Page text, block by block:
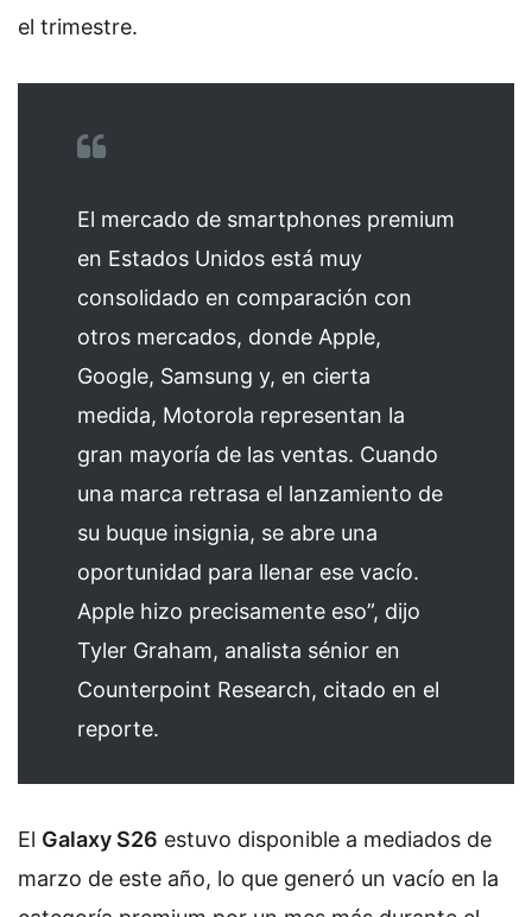
el trimestre.
El mercado de smartphones premium
en Estados Unidos está muy
consolidado en comparación con
otros mercados, donde Apple,
Google, Samsung y, en cierta
medida, Motorola representan la
gran mayoría de las ventas. Cuando
una marca retrasa el lanzamiento de
su buque insignia, se abre una
oportunidad para llenar ese vacío.
Apple hizo precisamente eso”, dijo
Tyler Graham, analista sénior en
Counterpoint Research, citado en el
reporte.
El Galaxy S26 estuvo disponible a mediados de
marzo de este año, lo que generó un vacío en la